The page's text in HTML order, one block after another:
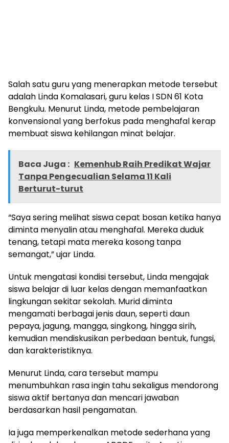
Salah satu guru yang menerapkan metode tersebut
adalah Linda Komalasari, guru kelas I SDN 61 Kota
Bengkulu. Menurut Linda, metode pembelajaran
konvensional yang berfokus pada menghafal kerap
membuat siswa kehilangan minat belajar.
Baca Juga : Kemenhub Raih Predikat Wajar
Tanpa Pengecualian Selama 11 Kali
Berturut-turut
“Saya sering melihat siswa cepat bosan ketika hanya
diminta menyalin atau menghafal. Mereka duduk
tenang, tetapi mata mereka kosong tanpa
semangat,” ujar Linda.
Untuk mengatasi kondisi tersebut, Linda mengajak
siswa belajar di luar kelas dengan memanfaatkan
lingkungan sekitar sekolah. Murid diminta
mengamati berbagai jenis daun, seperti daun
pepaya, jagung, mangga, singkong, hingga sirih,
kemudian mendiskusikan perbedaan bentuk, fungsi,
dan karakteristiknya.
Menurut Linda, cara tersebut mampu
menumbuhkan rasa ingin tahu sekaligus mendorong
siswa aktif bertanya dan mencari jawaban
berdasarkan hasil pengamatan.
Ia juga memperkenalkan metode sederhana yang